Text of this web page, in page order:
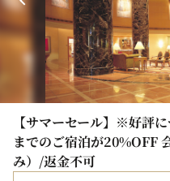
【サマーセール】※好評
までのご宿泊が20%OFF
み）/返金不可